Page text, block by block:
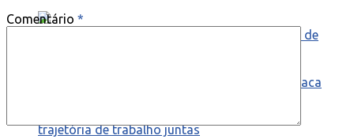
Comentário *